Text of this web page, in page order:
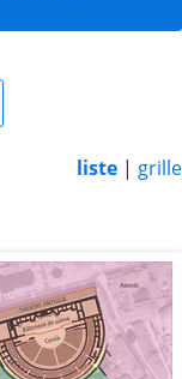
liste | grille